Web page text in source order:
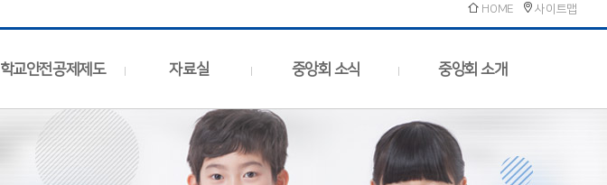
HOME 사이트맵
학교안전공제제도 자료실 중앙회 소식 중앙회 소개